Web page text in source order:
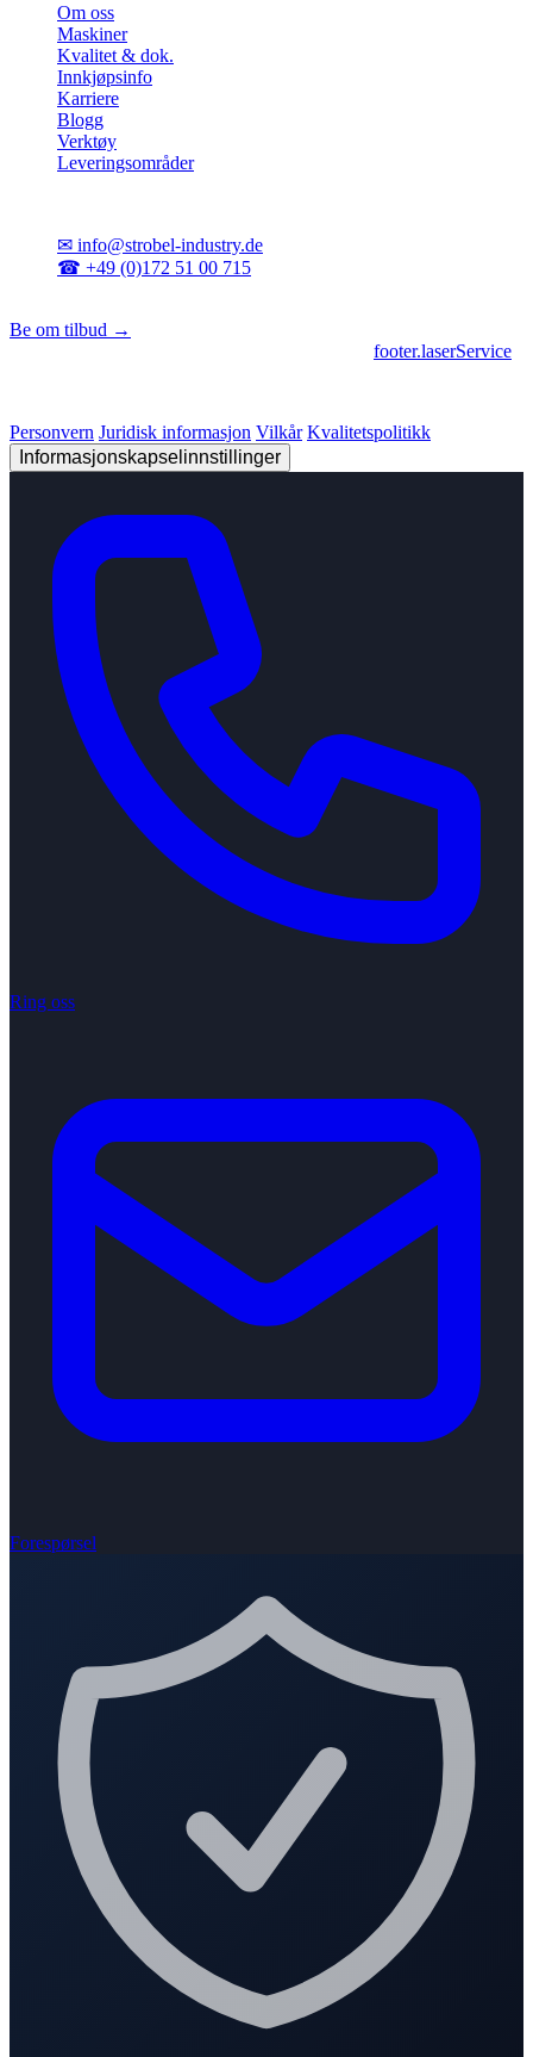
Om oss
Maskiner
Kvalitet & dok.
Innkjøpsinfo
Karriere
Blogg
Verktøy
Leveringsområder
✉ info@strobel-industry.de
☎ +49 (0)172 51 00 715
Be om tilbud →
footer.laserService
Personvern Juridisk informasjon Vilkår Kvalitetspolitikk
Informasjonskapselinnstillinger
Ring oss
Forespørsel